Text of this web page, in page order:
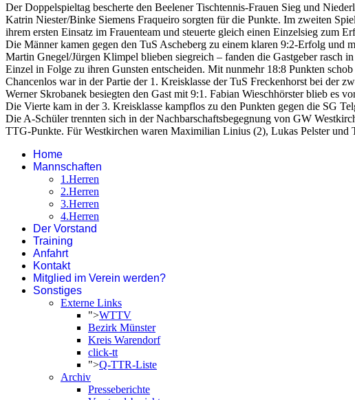
Der Doppelspieltag bescherte den Beelener Tischtennis-Frauen Sieg und
Katrin Niester/Binke Siemens Fraqueiro sorgten für die Punkte. Im zweiten
ihrem ersten Einsatz im Frauenteam und steuerte gleich einen Einzelsieg
Die Männer kamen gegen den TuS Ascheberg zu einem klaren 9:2-Erfolg und
Martin Gnegel/Jürgen Klimpel blieben siegreich – fanden die Gastgeber rasch
Einzel in Folge zu ihren Gunsten entscheiden. Mit nunmehr 18:8 Punkten
Chancenlos war in der Partie der 1. Kreisklasse der TuS Freckenhorst bei der
Werner Skrobanek besiegten den Gast mit 9:1. Fabian Wieschhörster blieb es
Die Vierte kam in der 3. Kreisklasse kampflos zu den Punkten gegen die SG
Die A-Schüler trennten sich in der Nachbarschaftsbegegnung von GW
TTG-Punkte. Für Westkirchen waren Maximilian Linius (2), Lukas Pelster
Home
Mannschaften
1.Herren
2.Herren
3.Herren
4.Herren
Der Vorstand
Training
Anfahrt
Kontakt
Mitglied im Verein werden?
Sonstiges
Externe Links
">WTTV
Bezirk Münster
Kreis Warendorf
click-tt
">Q-TTR-Liste
Archiv
Presseberichte